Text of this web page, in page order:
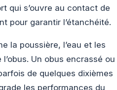
qui s’ouvre au contact de
pour garantir l’étanchéité.
la poussière, l’eau et les
Un obus encrassé ou
de quelques dixièmes
les performances du